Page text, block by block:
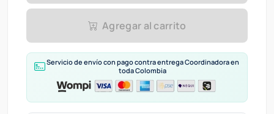
Agregar al carrito
Servicio de envío con pago contra entrega Coordinadora en
toda Colombia